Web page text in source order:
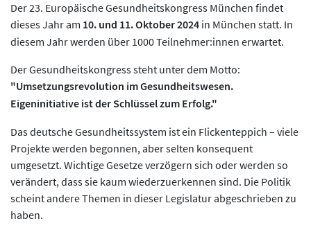
Der 23. Europäische Gesundheitskongress München findet
dieses Jahr am 10. und 11. Oktober 2024 in München statt. In
diesem Jahr werden über 1000 Teilnehmer:innen erwartet.
Der Gesundheitskongress steht unter dem Motto:
"Umsetzungsrevolution im Gesundheitswesen.
Eigeninitiative ist der Schlüssel zum Erfolg."
Das deutsche Gesundheitssystem ist ein Flickenteppich – viele
Projekte werden begonnen, aber selten konsequent
umgesetzt. Wichtige Gesetze verzögern sich oder werden so
verändert, dass sie kaum wiederzuerkennen sind. Die Politik
scheint andere Themen in dieser Legislatur abgeschrieben zu
haben.